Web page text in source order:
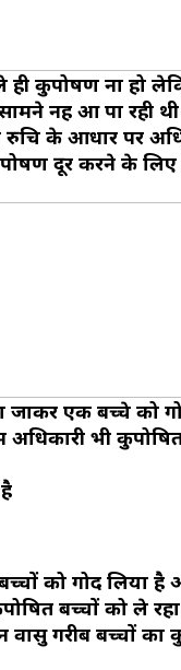
ही कुपोषण ना हो
नहीं आ पा रही
रुचि के आधार पर
दूर करने के लिए
जाकर एक बच्चे को
भी कुपोषित
को गोद लिया है
बच्चों को ले
वासु गरीब बच्चों का